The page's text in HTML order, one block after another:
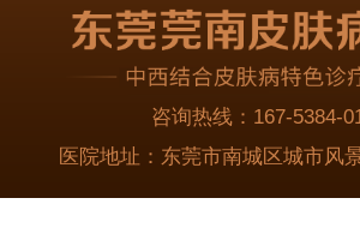
咨询热线： 167-5384-
医院地址： 东莞市南城区城市风